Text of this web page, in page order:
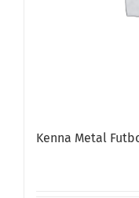
Kenna Metal